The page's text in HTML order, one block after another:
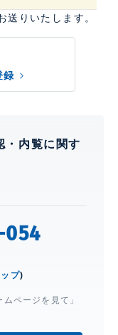
送りいたします。
録
・内覧に関す
プ)
ページを見て」